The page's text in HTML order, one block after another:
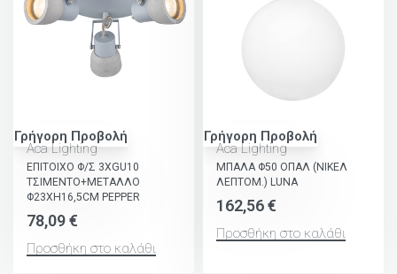
Γρήγορη Προβολή
Aca Lighting
ΕΠΙΤΟΙΧΟ Φ/Σ 3ΧGU10
ΤΣΙΜΕΝΤΟ+ΜΕΤΑΛΛΟ
Φ23ΧΗ16,5CM PEPPER
78,09€
Προσθήκη στο καλάθι
Γρήγορη Προβολή
Aca Lighting
ΜΠΑΛΑ Φ50 ΟΠΑΛ (ΝΙΚΕΛ
ΛΕΠΤΟΜ.) LUNA
162,56€
Προσθήκη στο καλάθι